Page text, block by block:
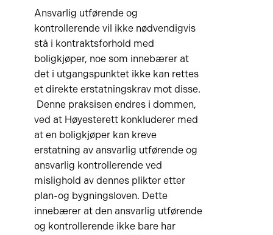
Ansvarlig utførende og
kontrollerende vil ikke nødvendigvis
stå i kontraktsforhold med
boligkjøper, noe som innebærer at
det i utgangspunktet ikke kan rettes
et direkte erstatningskrav mot disse.
Denne praksisen endres i dommen,
ved at Høyesterett konkluderer med
at en boligkjøper kan kreve
erstatning av ansvarlig utførende og
ansvarlig kontrollerende ved
mislighold av dennes plikter etter
plan-og bygningsloven. Dette
innebærer at den ansvarlig utførende
og kontrollerende ikke bare har